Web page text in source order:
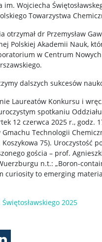
Wojciecha
Towarzystwa
otrzymał dr Przemysław
Polskiej Akademii Nauk,
w Centrum
dalszych sukcesów
Laureatów Konkursu i
spotkaniu
12 czerwca 2025 r., godz.
Gmachu Technologii
75). Uroczystość
gościa – prof.
n.t.: „Boron-
curiosity to emerging
2025